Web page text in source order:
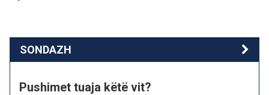
SONDAZH
Pushimet tuaja këtë vit?